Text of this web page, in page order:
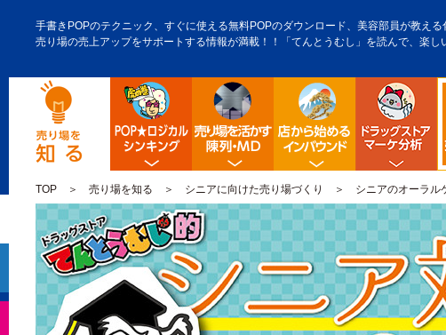
手書きPOPのテクニック、すぐに使える無料POPのダウンロード、美容部員が教える
売り場の売上アップをサポートする情報が満載！！「てんとうむし」を読んで、楽し
POP販促ロジック陳列・クロスＭＤ店舗から始め
TOP＞ 売り場を知る ＞ シニアに向けた売り場づくり ＞ シニアのオーラル